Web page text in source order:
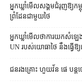
អ្នកឃ្លាំមើល​សង្គម​ជំរុញ​ឱ្យ​កម្
ព្រំដែន​ជាមួយ​ថៃ
អ្នកឃ្លាំមើល​ថា​ការ​យក​សំឡ
UN របស់​យោធា​ថៃ នឹង​ធ្វើ​ឱ្យ​ជ
ជនរងគ្រោះ ហួយវ័ន ផេ បន្